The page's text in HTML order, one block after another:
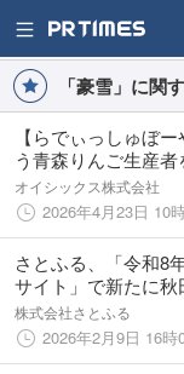
「豪雪」に関
【らでぃっしゅぼ
う青森りんご生産者
んご生産者支援」報
オイシックス株式会社
2026年4月23日 10
さとふる、「令和8
サイト」で新たに
けを開始
株式会社さとふる
2026年2月9日 16時